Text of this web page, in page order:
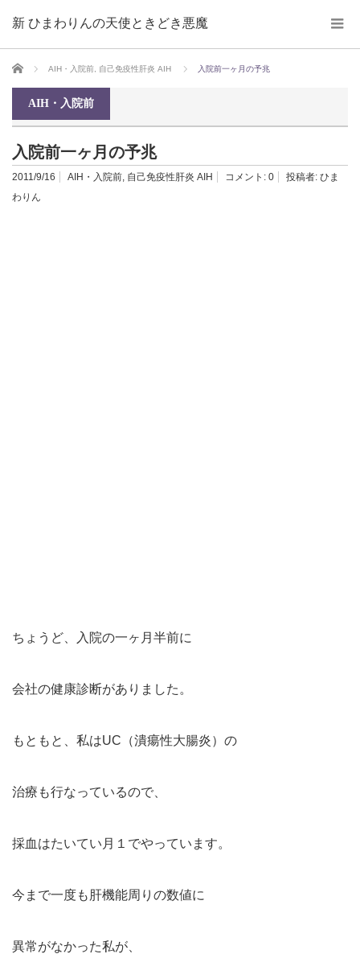
新 ひまわりんの天使ときどき悪魔
ホーム AIH・入院前 自己免疫性肝炎 AIH 入院前一ヶ月の予兆
AIH・入院前
入院前一ヶ月の予兆
2011/9/16 AIH・入院前, 自己免疫性肝炎 AIH コメント: 0 投稿者: ひま
わりん
ちょうど、入院の一ヶ月半前に
会社の健康診断がありました。
もともと、私はUC（潰瘍性大腸炎）の
治療も行なっているので、
採血はたいてい月１でやっています。
今まで一度も肝機能周りの数値に
異常がなかった私が、